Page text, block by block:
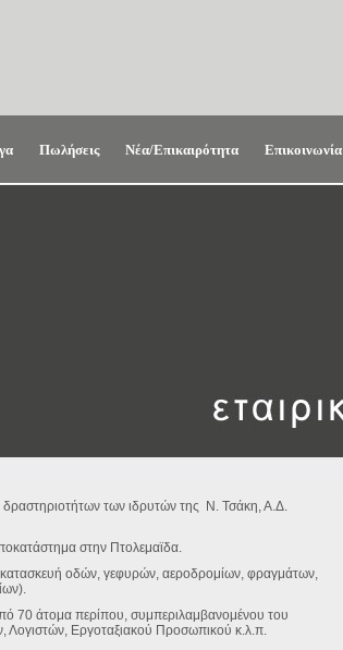
Πωλήσεις Νέα/Επικαιρότητα Επικοινωνία
δραστηριοτήτων των ιδρυτών της Ν. Τσάκη, Α.Δ.
στην Πτολεμαϊδα.
(κατασκευή οδών, γεφυρών, αεροδρομίων, φραγμάτων,
70 άτομα περίπου, συμπεριλαμβανομένου του
Λογιστών, Εργοταξιακού Προσωπικού κ.λ.π.